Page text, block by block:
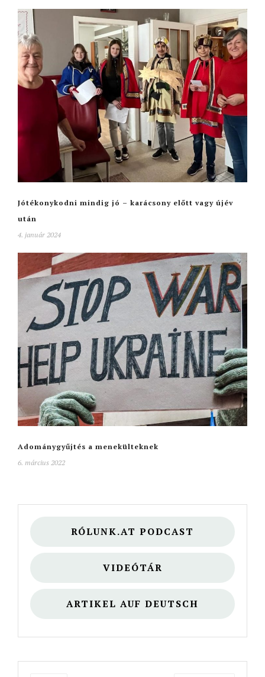
Jótékonykodni mindig jó – karácsony előtt vagy újév
után
4. január 2024
Adománygyűjtés a menekülteknek
6. március 2022
RÓLUNK.AT PODCAST
VIDEÓTÁR
ARTIKEL AUF DEUTSCH